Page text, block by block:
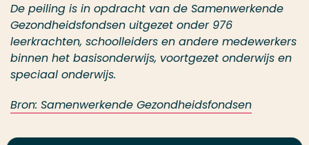
De peiling is in opdracht van de Samenwerkende
Gezondheidsfondsen uitgezet onder 976
leerkrachten, schoolleiders en andere medewerkers
binnen het basisonderwijs, voortgezet onderwijs en
speciaal onderwijs.
Bron: Samenwerkende Gezondheidsfondsen